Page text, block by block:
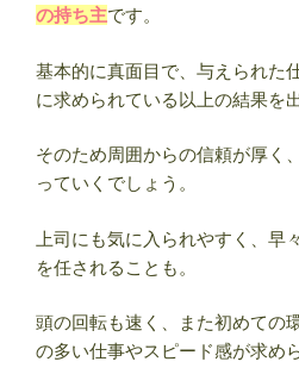
の持ち主です。
基本的に真面目で、与えられた
に求められている以上の結果を
そのため周囲からの信頼が厚く
っていくでしょう。
上司にも気に入られやすく、早
を任されることも。
頭の回転も速く、また初めての
の多い仕事やスピード感が求め